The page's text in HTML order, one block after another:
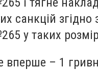
санкцій згідно
у таких
вперше – 1